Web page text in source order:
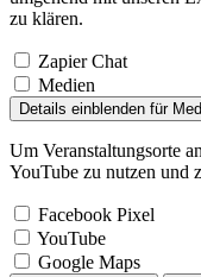
zu klären.
Zapier Chat
Medien
Details einblenden für
Um Veranstaltungsorte
YouTube zu nutzen und
Facebook Pixel
YouTube
Google Maps